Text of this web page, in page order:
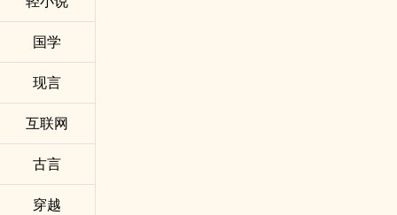
国学
现言
互联网
古言
穿越